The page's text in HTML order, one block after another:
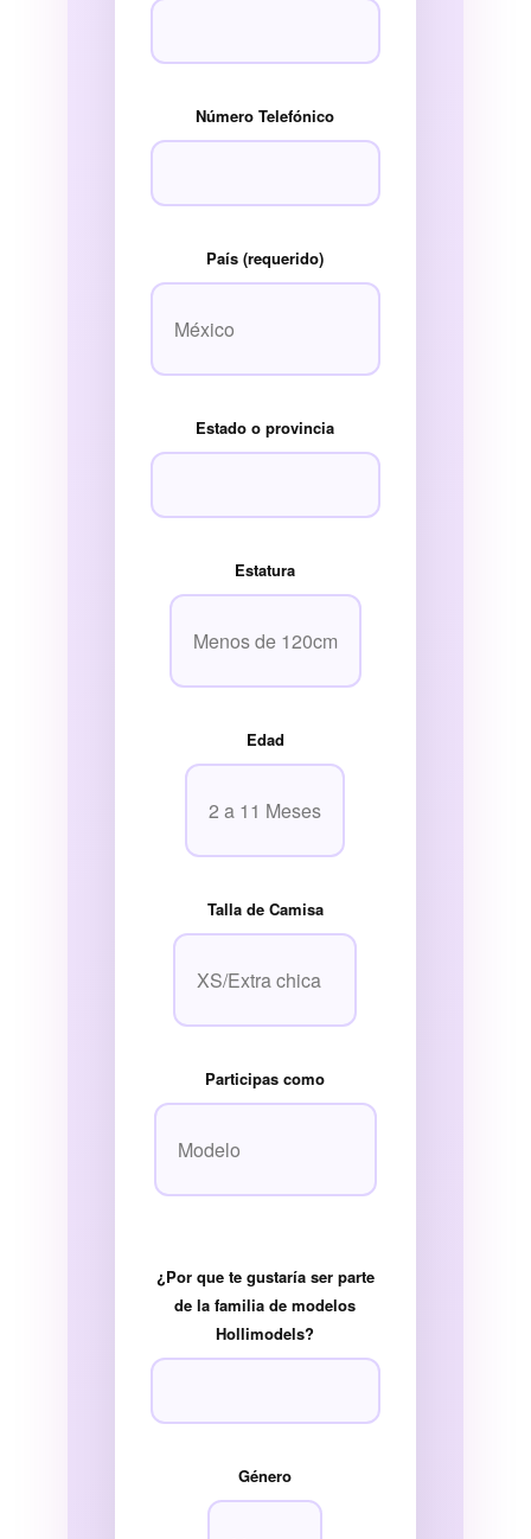
Número Telefónico
País (requerido)
Estado o provincia
Estatura
Edad
Talla de Camisa
Participas como
¿Por que te gustaría ser parte
de la familia de modelos
Hollimodels?
Género